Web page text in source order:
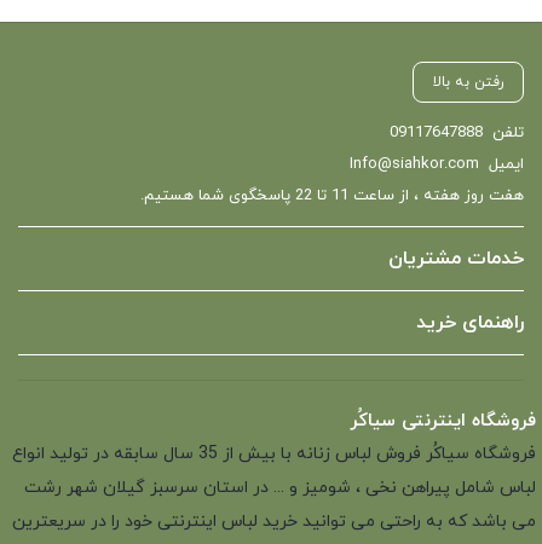
رفتن به بالا
تلفن 09117647888
ایمیل Info@siahkor.com
هفت روز هفته ، از ساعت 11 تا 22 پاسخگوی شما هستیم.
خدمات مشتریان
راهنمای خرید
فروشگاه اینترنتی سیاکُر
فروشگاه سیاکُر فروش لباس زنانه با بیش از 35 سال سابقه در تولید انواع
لباس شامل پیراهن نخی ، شومیز و ... در استان سرسبز گیلان شهر رشت
می باشد که به راحتی می توانید خرید لباس اینترنتی خود را در سریعترین